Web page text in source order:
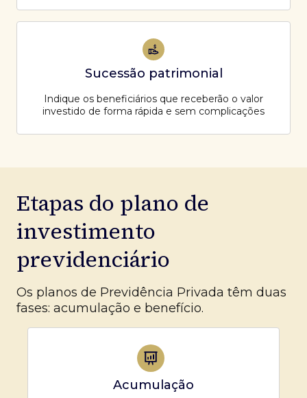
Sucessão patrimonial
Indique os beneficiários que receberão o valor
investido de forma rápida e sem complicações
Etapas do plano de
investimento
previdenciário
Os planos de Previdência Privada têm duas
fases: acumulação e benefício.
Acumulação